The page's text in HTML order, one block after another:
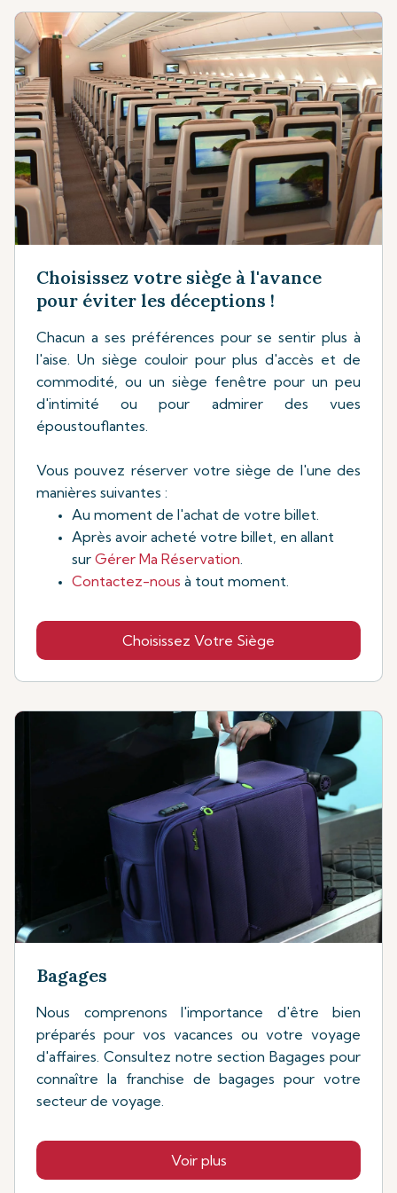
Choisissez votre siège à l'avance
pour éviter les déceptions !
Chacun a ses préférences pour se sentir plus à
l'aise. Un siège couloir pour plus d'accès et de
commodité, ou un siège fenêtre pour un peu
d'intimité ou pour admirer des vues
époustouflantes.
Vous pouvez réserver votre siège de l'une des
manières suivantes :
Au moment de l'achat de votre billet.
Après avoir acheté votre billet, en allant
sur Gérer Ma Réservation
Contactez-nous à tout moment.
Choisissez Votre Siège
Bagages
Nous comprenons l'importance d'être bien
préparés pour vos vacances ou votre voyage
d'affaires. Consultez notre section Bagages pour
connaître la franchise de bagages pour votre
secteur de voyage.
Voir plus